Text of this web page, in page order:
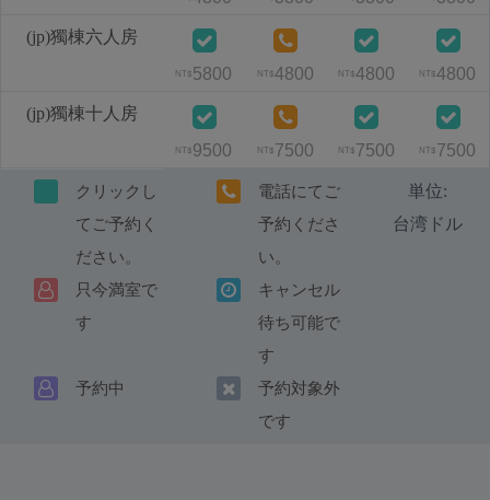
(jp)獨棟六人房
(jp)獨棟十人房
NT$ 5800 NT$4800 NT$4800 NT$4800
NT$ 9500 NT$ 7500 NT$ 7500 NT$ 7500
クリックし
てご予約く
ださい。
電話にてご
予約くださ
い。
只今満室で
す
キャンセル
待ち可能で
す
予約中
予約対象外
です
単位:
台湾ドル